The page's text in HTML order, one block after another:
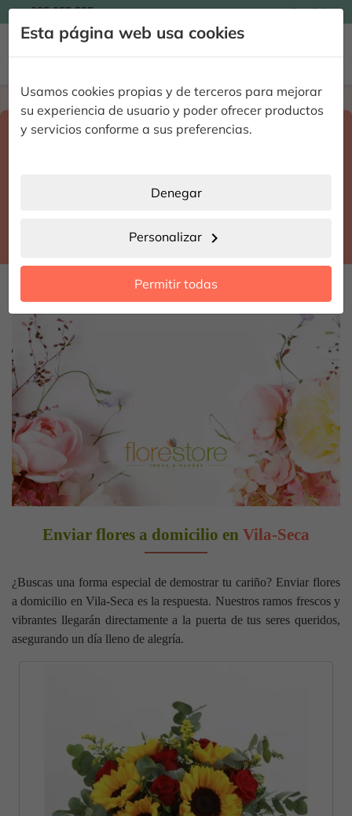
Esta página web usa cookies
Usamos cookies propias y de terceros para mejorar
su experiencia de usuario y poder ofrecer productos
y servicios conforme a sus preferencias.
Denegar
Personalizar chevron_right
Permitir todas
935 955 525 Español
 
Home Enviar flores a domicilio Tarragona
Selecciona destino y fecha de entrega
Enviar flores a domicilio en Vila-Seca
¿Buscas una forma especial de demostrar tu cariño? Enviar flores
a domicilio en Vila-Seca es la respuesta. Nuestros ramos frescos y
vibrantes llegarán directamente a la puerta de tus seres queridos,
asegurando un día lleno de alegría.